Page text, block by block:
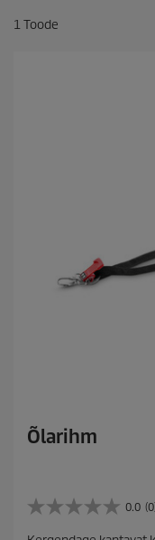
1Toode
Õlarihm
0.0
0